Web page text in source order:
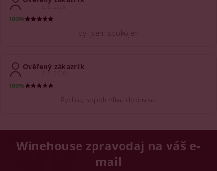
100%
byl jsem spokojen
Ověřený zákazník
100%
Rychla, sopolehliva dodavka.
Winehouse zpravodaj na váš e-
mail